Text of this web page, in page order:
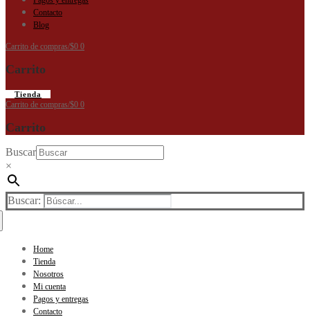
Contacto
Blog
Carrito de compras/$0 0
Carrito
Tienda
Carrito de compras/$0 0
Carrito
Buscar
×
Buscar:
Home
Tienda
Nosotros
Mi cuenta
Pagos y entregas
Contacto